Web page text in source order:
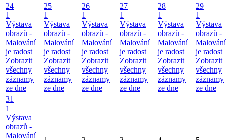
24
1
Výstava
obrazů -
Malování
je radost
Zobrazit
všechny
záznamy
ze dne
25
1
Výstava
obrazů -
Malování
je radost
Zobrazit
všechny
záznamy
ze dne
26
1
Výstava
obrazů -
Malování
je radost
Zobrazit
všechny
záznamy
ze dne
27
1
Výstava
obrazů -
Malování
je radost
Zobrazit
všechny
záznamy
ze dne
28
1
Výstava
obrazů -
Malování
je radost
Zobrazit
všechny
záznamy
ze dne
29
1
Výstava
obrazů -
Malování
je radost
Zobrazit
všechny
záznamy
ze dne
31
1
Výstava
obrazů -
Malování